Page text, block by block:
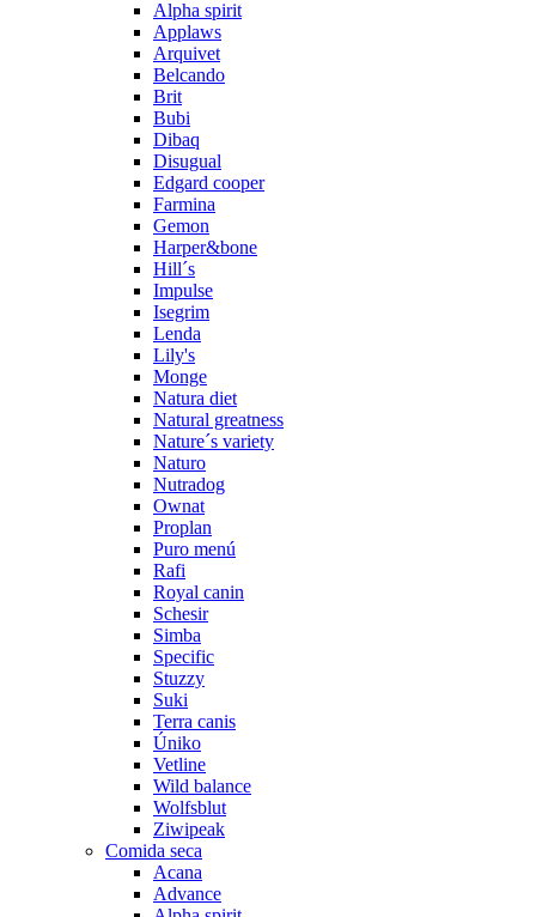
Alpha spirit
Applaws
Arquivet
Belcando
Brit
Bubi
Dibaq
Disugual
Edgard cooper
Farmina
Gemon
Harper&bone
Hill´s
Impulse
Isegrim
Lenda
Lily's
Monge
Natura diet
Natural greatness
Nature´s variety
Naturo
Nutradog
Ownat
Proplan
Puro menú
Rafi
Royal canin
Schesir
Simba
Specific
Stuzzy
Suki
Terra canis
Úniko
Vetline
Wild balance
Wolfsblut
Ziwipeak
Comida seca
Acana
Advance